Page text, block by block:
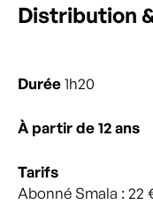
Distribution
Durée1h20
À partir de 12 ans
Tarifs
Abonné Smala : 22